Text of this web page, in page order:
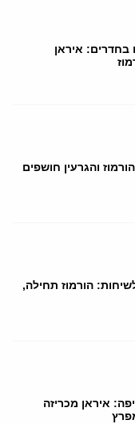
איראן
והגרעין חושפים
הורמוז תחילה,
איראן מכריזה